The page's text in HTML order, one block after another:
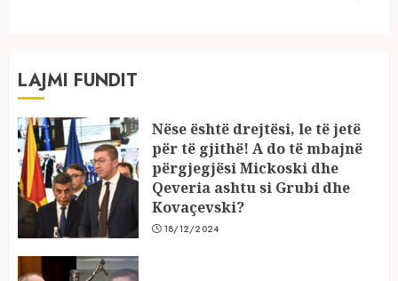
LAJMI FUNDIT
Nëse është drejtësi, le të jetë
për të gjithë! A do të mbajnë
përgjegjësi Mickoski dhe
Qeveria ashtu si Grubi dhe
Kovaçevski?
18/12/2024